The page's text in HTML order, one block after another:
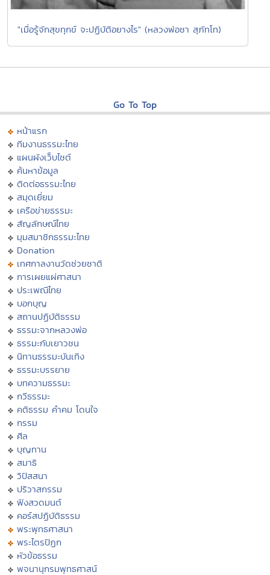
"เมื่อรู้จักสุขทุกข์ จะปฏิบัติอยางไร" (หลวงพ่อชา สุภัทโท)
Go To Top
หน้าแรก
ทีมงานธรรมะไทย
แผนผังเว็บไซต์
ค้นหาข้อมูล
ติดต่อธรรมะไทย
สมุดเยี่ยม
เครือข่ายธรรมะ
สัญลักษณ์ไทย
มุมสมาชิกธรรมะไทย
Donation
เทศกาลงานวัดช่วยชาติ
การเผยแผ่ศาสนา
ประเพณีไทย
บอกบุญ
สถานปฏิบัติธรรม
ธรรมะจากหลวงพ่อ
ธรรมะกับเยาวชน
นิทานธรรมะบันเทิง
ธรรมะบรรยาย
บทความธรรมะ
กวีธรรมะ
คติธรรม คำคม โดนใจ
กรรม
ศีล
บุญทาน
สมาธิ
วิปัสสนา
ปริวาสกรรม
ฟังสวดมนต์
คอร์สปฏิบัติธรรม
พระพุทธศาสนา
พระไตรปิฏก
หัวข้อธรรม
พจนานุกรมพุทธศาสน์